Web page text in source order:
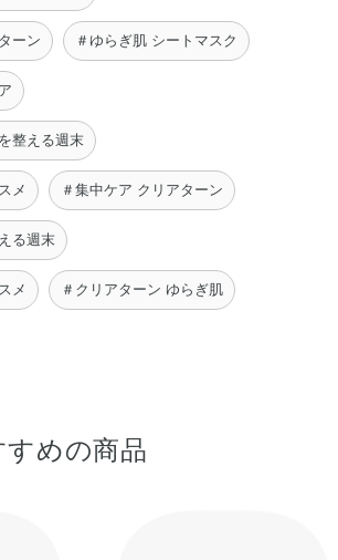
ーン ＃ゆらぎ肌 シートマスク
整える週末
メ ＃集中ケア クリアターン
る週末
メ ＃クリアターン ゆらぎ肌
めの商品